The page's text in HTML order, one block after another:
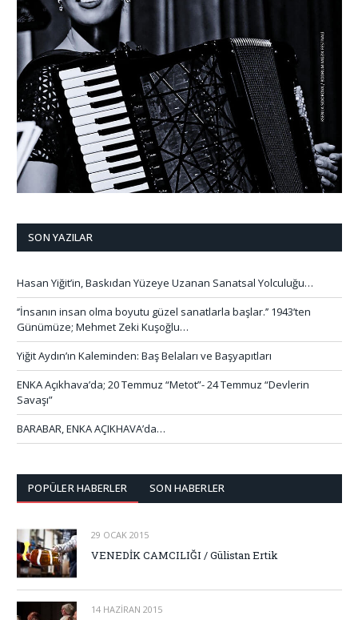
SON YAZILAR
Hasan Yiğit’in, Baskıdan Yüzeye Uzanan Sanatsal Yolculuğu…
‘’İnsanın insan olma boyutu güzel sanatlarla başlar.’’ 1943’ten
Günümüze; Mehmet Zeki Kuşoğlu…
Yiğit Aydın’ın Kaleminden: Baş Belaları ve Başyapıtları
ENKA Açıkhava’da; 20 Temmuz “Metot”- 24 Temmuz “Devlerin
Savaşı”
BARABAR, ENKA AÇIKHAVA’da…
POPÜLER HABERLER SON HABERLER
29 OCAK 2015
VENEDİK CAMCILIĞI / Gülistan Ertik
14 HAZIRAN 2015